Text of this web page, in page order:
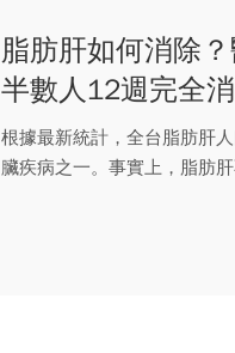
脂肪肝如何消除
半數人12週完全
也變正常
根據最新統計，全台脂肪肝
臟疾病之一。事實上，脂肪